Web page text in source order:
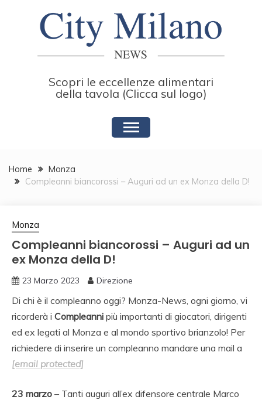
Scopri le eccellenze alimentari
della tavola (Clicca sul logo)
Home
Monza
Compleanni biancorossi – Auguri ad un ex Monza della D!
Monza
Compleanni biancorossi – Auguri ad un
ex Monza della D!
23 Marzo 2023 Direzione
Di chi è il compleanno oggi? Monza-News, ogni giorno, vi
ricorderà i Compleanni più importanti di giocatori, dirigenti
ed ex legati al Monza e al mondo sportivo brianzolo! Per
richiedere di inserire un compleanno mandare una mail a
[email protected]
23 marzo – Tanti auguri all’ex difensore centrale Marco